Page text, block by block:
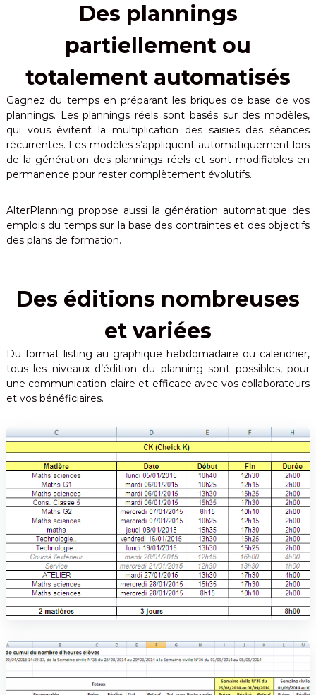
Des plannings
partiellement ou
totalement automatisés
Gagnez du temps en préparant les briques de base de vos
plannings. Les plannings réels sont basés sur des modèles,
qui vous évitent la multiplication des saisies des séances
récurrentes. Les modèles s’appliquent automatiquement lors
de la génération des plannings réels et sont modifiables en
permanence pour rester complètement évolutifs.
AlterPlanning propose aussi la génération automatique des
emplois du temps sur la base des contraintes et des objectifs
des plans de formation.
Des éditions nombreuses
et variées
Du format listing au graphique hebdomadaire ou calendrier,
tous les niveaux d’édition du planning sont possibles, pour
une communication claire et efficace avec vos collaborateurs
et vos bénéficiaires.